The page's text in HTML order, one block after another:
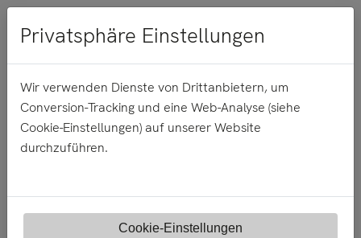
21. November
Frischer Wind bei
Mindshift.One
Privatsphäre Einstellungen
Wir verwenden Dienste von Drittanbietern, um
Conversion-Tracking und eine Web-Analyse (siehe
Cookie-Einstellungen) auf unserer Website
durchzuführen.
Cookie-Einstellungen